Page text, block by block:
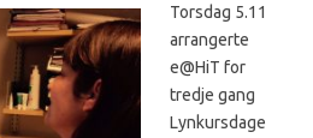
Torsdag 5.11
arrangerte
e@HiT for
tredje gang
Lynkursdage